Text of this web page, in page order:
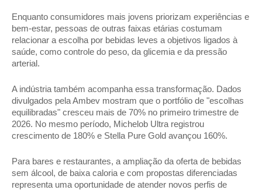
Enquanto consumidores mais jovens priorizam experiências e
bem-estar, pessoas de outras faixas etárias costumam
relacionar a escolha por bebidas leves a objetivos ligados à
saúde, como controle do peso, da glicemia e da pressão
arterial.
A indústria também acompanha essa transformação. Dados
divulgados pela Ambev mostram que o portfólio de "escolhas
equilibradas" cresceu mais de 70% no primeiro trimestre de
2026. No mesmo período, Michelob Ultra registrou
crescimento de 180% e Stella Pure Gold avançou 160%.
Para bares e restaurantes, a ampliação da oferta de bebidas
sem álcool, de baixa caloria e com propostas diferenciadas
representa uma oportunidade de atender novos perfis de